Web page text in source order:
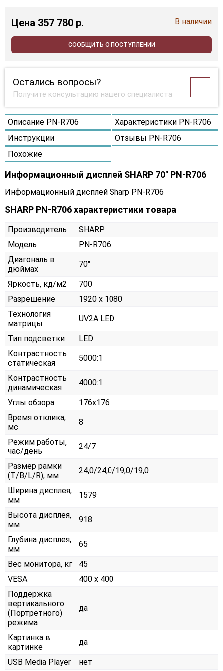
Цена 357 780 p. В наличии
СООБЩИТЬ О ПОСТУПЛЕНИИ
Остались вопросы?
Получите консультацию нашего специалиста
Описание PN-R706
Характеристики PN-R706
Инструкции
Отзывы PN-R706
Похожие
Информационный дисплей SHARP 70" PN-R706
Информационный дисплей Sharp PN-R706
SHARP PN-R706 характеристики товара
Производитель
SHARP
Модель
PN-R706
Диагональ в
дюймах
70"
Яркость, кд/м2
700
Разрешение
1920 x 1080
Технология
матрицы
UV2A LED
Тип подсветки
LED
Контрастность
статическая
5000:1
Контрастность
динамическая
4000:1
Углы обзора
176x176
Время отклика,
мс
8
Режим работы,
час/день
24/7
Размер рамки
(T/B/L/R), мм
24,0/24,0/19,0/19,0
Ширина дисплея,
мм
1579
Высота дисплея,
мм
918
Глубина дисплея,
мм
65
Вес монитора, кг
45
VESA
400 x 400
Поддержка
вертикального
(Портретного)
режима
да
Картинка в
картинке
да
USB Media Player
нет